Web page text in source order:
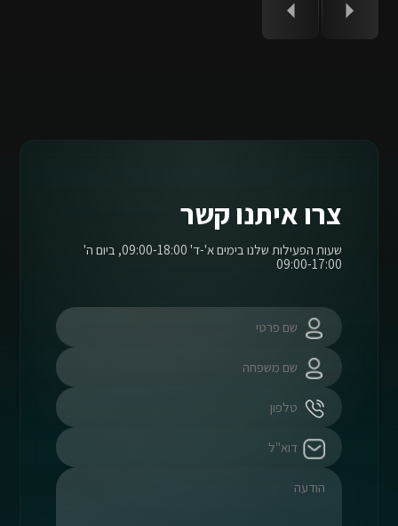
צרו איתנו קשר
שעות הפעילות שלנו בימים א'-ד' 09:00-18:00, ביום ה'
09:00-17:00